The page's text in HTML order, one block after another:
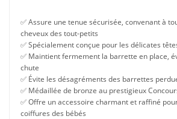
✅ Assure une tenue sécurisée, convenant à
cheveux des tout-petits
✅ Spécialement conçue pour les délicates
✅ Maintient fermement la barrette en place,
chute
✅ Évite les désagréments des barrettes
✅ Médaillée de bronze au prestigieux
✅ Offre un accessoire charmant et raffiné
coiffures des bébés